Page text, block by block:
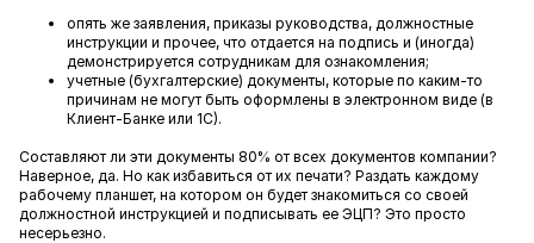
опять же заявления, приказы руководства, должностные
инструкции и прочее, что отдается на подпись и (иногда)
демонстрируется сотрудникам для ознакомления;
учетные (бухгалтерские) документы, которые по каким-то
причинам не могут быть оформлены в электронном виде (в
Клиент-Банке или 1С).
Составляют ли эти документы 80% от всех документов компании?
Наверное, да. Но как избавиться от их печати? Раздать каждому
рабочему планшет, на котором он будет знакомиться со своей
должностной инструкцией и подписывать ее ЭЦП? Это просто
несерьезно.